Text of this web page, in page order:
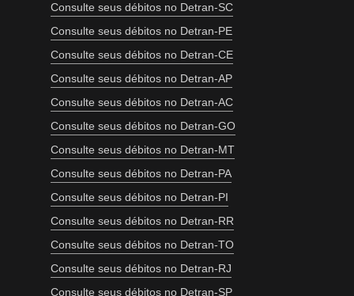
Consulte seus débitos no Detran-SC
Consulte seus débitos no Detran-PE
Consulte seus débitos no Detran-CE
Consulte seus débitos no Detran-AP
Consulte seus débitos no Detran-AC
Consulte seus débitos no Detran-GO
Consulte seus débitos no Detran-MT
Consulte seus débitos no Detran-PA
Consulte seus débitos no Detran-PI
Consulte seus débitos no Detran-RR
Consulte seus débitos no Detran-TO
Consulte seus débitos no Detran-RJ
Consulte seus débitos no Detran-SP